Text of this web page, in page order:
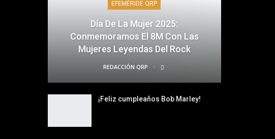
EFEMÉRIDE QRP
Día De La Mujer 2025:
Conmemoramos El 8M Con Las
Mujeres Leyendas Del Rock
REDACCIÓN QRP
¡Feliz cumpleaños Bob Marley!